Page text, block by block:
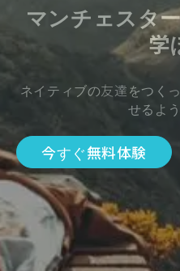
マンチェスタ
学
ネイティブの友達をつく
せるよ
今すぐ無料体験